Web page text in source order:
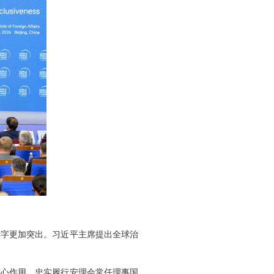
更加突出。习近平主席提出全球治